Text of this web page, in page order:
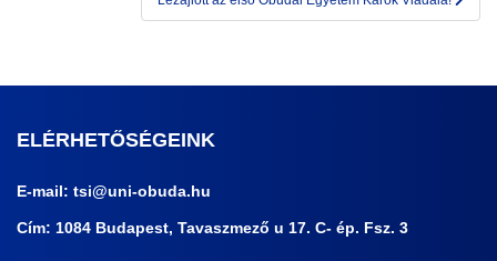
ELÉRHETŐSÉGEINK
E-mail: tsi@uni-obuda.hu
Cím: 1084 Budapest, Tavaszmező u 17. C- ép. Fsz. 3